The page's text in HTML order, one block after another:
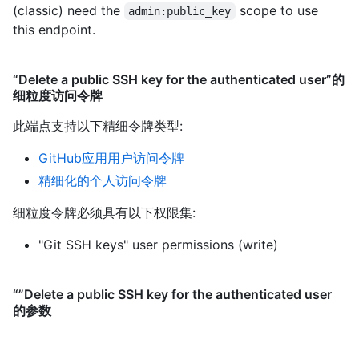
(classic) need the
admin:public_key
scope to use
this endpoint.
“Delete a public SSH key for the authenticated user”的
细粒度访问令牌
此端点支持以下精细令牌类型:
GitHub应用用户访问令牌
精细化的个人访问令牌
细粒度令牌必须具有以下权限集:
"Git SSH keys" user permissions (write)
“”Delete a public SSH key for the authenticated user
的参数